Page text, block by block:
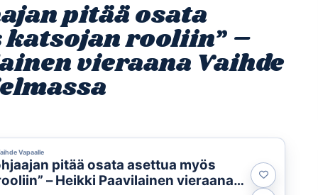
pitää osata
katsojan rooliin” –
vieraana Vaihde
Vapaalle
pitää osata asettua myös
– Heikki Paavilainen vieraana